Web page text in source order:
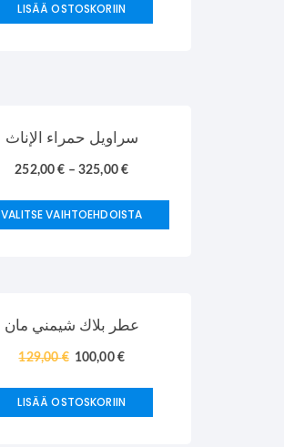
LISÄÄ OSTOSKORIIN
سراويل حمراء الإناث
252,00€ – 325,00€
VALITSE VAIHTOEHDOISTA
عطر بلاك شيمني مان
129,00€ 100,00 €
LISÄÄ OSTOSKORIIN